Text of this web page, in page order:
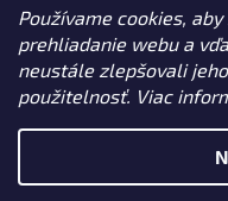
Používame cookies,
prehliadanie webu a
neustále zlepšovali
použitelnosť. Viac
Facebook